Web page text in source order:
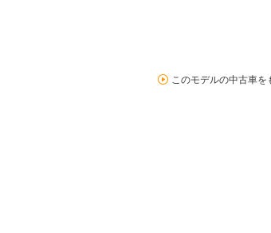
このモデルの中古車を